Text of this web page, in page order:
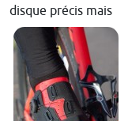
disque précis mais